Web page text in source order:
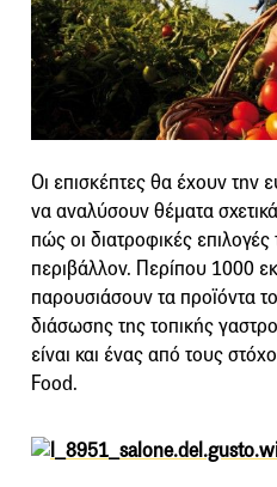
Οι επισκέπτες θα έχουν την
να αναλύσουν θέματα σχετικά
πώς οι διατροφικές
περιβάλλον. Περίπου 1000
παρουσιάσουν τα προϊόντα
διάσωσης της τοπικής
είναι και ένας από τους
Food.